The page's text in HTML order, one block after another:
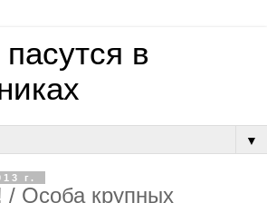
в
▼
г.
/ Особа крупных